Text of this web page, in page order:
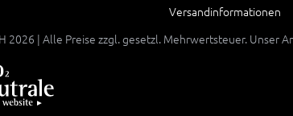
Versandinformationen
2026 | Alle Preise zzgl. gesetzl. Mehrwertsteuer. Unser